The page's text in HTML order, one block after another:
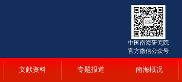
中国南海研究院
官方微信公众号
文献资料 专题报道 南海概况